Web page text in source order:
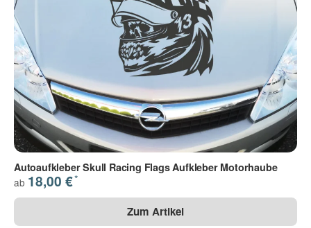
Autoaufkleber Skull Racing Flags Aufkleber Motorhaube
ab 18,00 €*
Zum Artikel